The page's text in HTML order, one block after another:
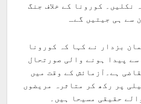
نکلیں۔ کورونا کے خلاف جنگ
سے ہی جیتیں گےـ
بزدار نے کہا کہ کورونا
پیدا ہونے والی صورتحال
ہے۔آزمائش کے وقت میں
پر رکھ کر متاثرہ مریضوں
حقیقی مسیحا ہیں۔